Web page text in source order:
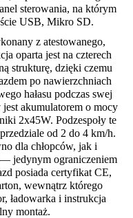
sterowania, na którym
USB, Mikro SD.
z atestowanego,
oparta jest na czterech
strukturę, dzięki czemu
po nawierzchniach
hałasu podczas swej
akumulatorem o mocy
2x45W. Podzespoły te
od 2 do 4 km/h.
dla chłopców, jak i
jedynym ograniczeniem
posiada certyfikat CE,
wewnątrz którego
ładowarka i instrukcja
montaż.